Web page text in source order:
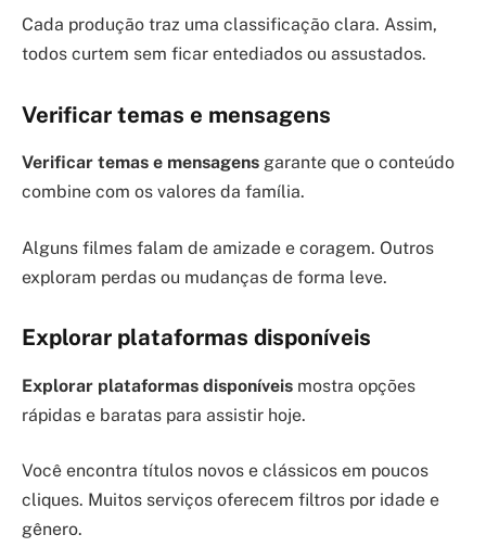
Cada produção traz uma classificação clara. Assim,
todos curtem sem ficar entediados ou assustados.
Verificar temas e mensagens
Verificar temas e mensagens garante que o conteúdo
combine com os valores da família.
Alguns filmes falam de amizade e coragem. Outros
exploram perdas ou mudanças de forma leve.
Explorar plataformas disponíveis
Explorar plataformas disponíveis mostra opções
rápidas e baratas para assistir hoje.
Você encontra títulos novos e clássicos em poucos
cliques. Muitos serviços oferecem filtros por idade e
gênero.